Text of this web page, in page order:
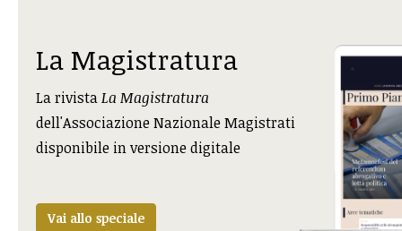
La Magistratura
La rivistaLa Magistratura
dell'Associazione Nazionale Magistrati
disponibile in versione digitale
Vai allo speciale